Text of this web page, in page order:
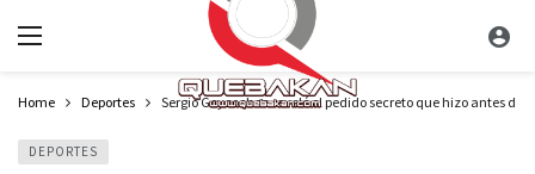
Home Deportes Sergio Goycochea reveló el pedido secreto que hizo antes
DEPORTES